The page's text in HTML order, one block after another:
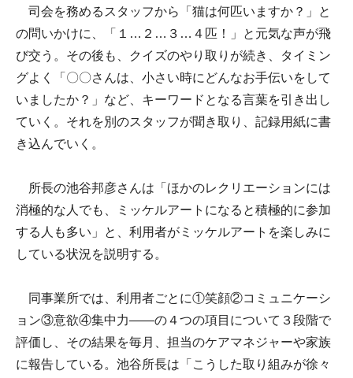
司会を務めるスタッフから「猫は何匹いますか？」と
の問いかけに、「１…２…３…４匹！」と元気な声が飛
び交う。その後も、クイズのやり取りが続き、タイミン
グよく「〇〇さんは、小さい時にどんなお手伝いをして
いましたか？」など、キーワードとなる言葉を引き出し
ていく。それを別のスタッフが聞き取り、記録用紙に書
き込んでいく。
所長の池谷邦彦さんは「ほかのレクリエーションには
消極的な人でも、ミッケルアートになると積極的に参加
する人も多い」と、利用者がミッケルアートを楽しみに
している状況を説明する。
同事業所では、利用者ごとに①笑顔②コミュニケーシ
ョン③意欲④集中力――の４つの項目について３段階で
評価し、その結果を毎月、担当のケアマネジャーや家族
に報告している。池谷所長は「こうした取り組みが徐々